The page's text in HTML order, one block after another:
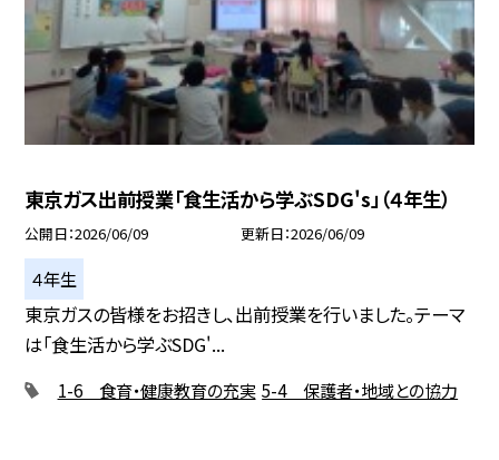
東京ガス出前授業「食生活から学ぶSDG's」（４年生）
公開日 2026/06/09 更新日 2026/06/09
４年生
東京ガスの皆様をお招きし、出前授業を行いました。テーマ
は「食生活から学ぶSDG'...
1-6 食育・健康教育の充実 5-4 保護者・地域との協力